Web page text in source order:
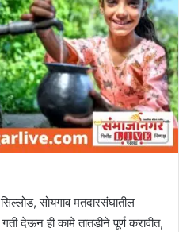
सोयगाव मतदारसंघातील
देऊन ही कामे तातडीने पूर्ण करावीत,